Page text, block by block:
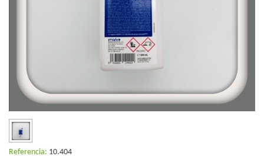
Referencia: 10.404